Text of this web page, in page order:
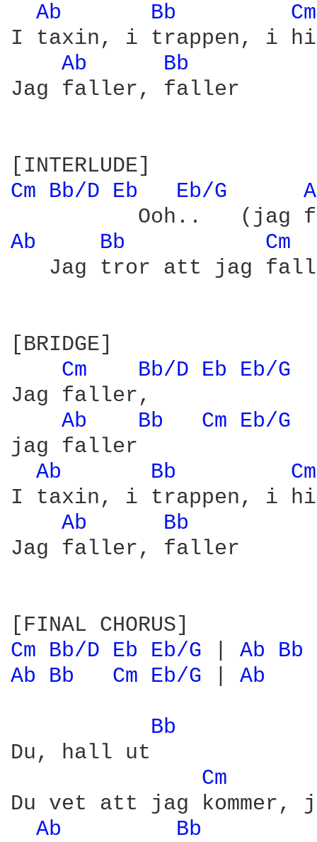
Ab
Bb
I taxin, i trappen, i
Ab
Bb
Jag faller, faller
Cm Bb/D Eb Eb/G
Ab Bb
Cm
Jag tror att jag
[BRIDGE]
Cm
Bb/D Eb Eb/G
Jag faller,
Ab
Bb Cm Eb/G
jag faller
Ab
Bb
I taxin, i trappen, i
Ab
Bb
Jag faller, faller
Cm Bb/D Eb Eb/G Ab Bb
Ab Bb Cm Eb/G Ab
Bb
Du, hall ut
Cm
Du vet att jag kommer,
Ab
Bb